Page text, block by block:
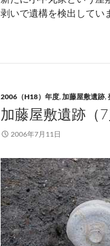
剥いで遺構を検出してい
2006（H18）年度,加藤屋敷遺跡,
加藤屋敷遺跡（
2006年7月11日